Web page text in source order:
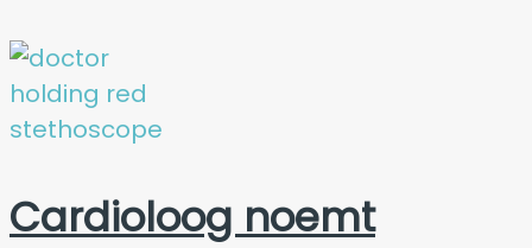
Cardioloog noemt